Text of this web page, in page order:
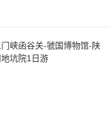
门峡函谷关-虢国博物馆-陕
坑院1日游